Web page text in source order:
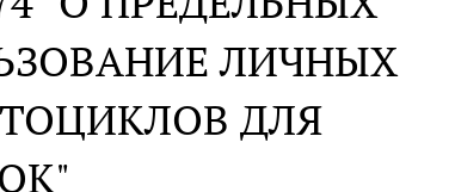
ЛИЧНЫХ
ДЛЯ